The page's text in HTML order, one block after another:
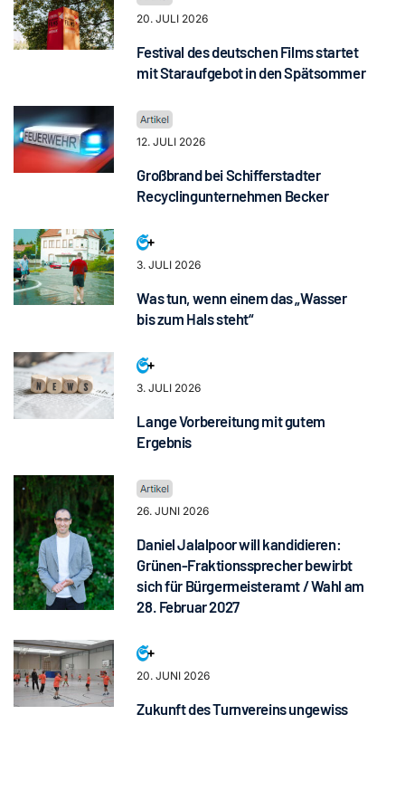
20. JULI 2026
Festival des deutschen Films startet
mit Staraufgebot in den Spätsommer
12. JULI 2026
Großbrand bei Schifferstadter
Recyclingunternehmen Becker
3. JULI 2026
Was tun, wenn einem das „Wasser
bis zum Hals steht“
3. JULI 2026
Lange Vorbereitung mit gutem
Ergebnis
26. JUNI 2026
Daniel Jalalpoor will kandidieren:
Grünen-Fraktionssprecher bewirbt
sich für Bürgermeisteramt / Wahl am
28. Februar 2027
20. JUNI 2026
Zukunft des Turnvereins ungewiss